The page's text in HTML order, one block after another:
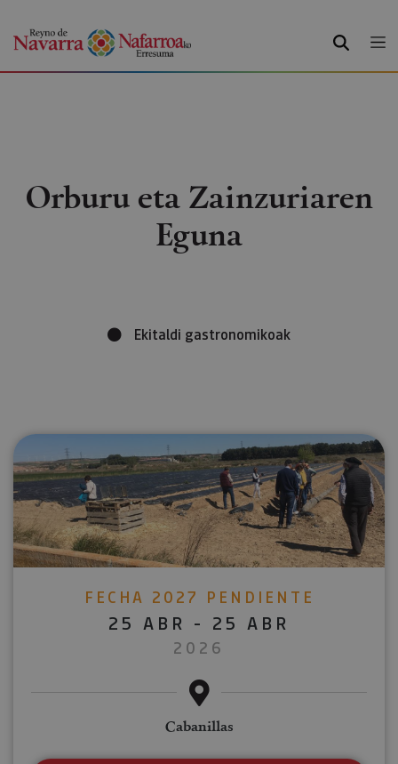
BILATU
Orburu eta Zainzuriaren
Eguna
Ekitaldi gastronomikoak
FECHA 2027 PENDIENTE
25 ABR - 25 ABR
2026
Cabanillas